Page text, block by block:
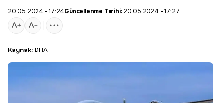
20.05.2024 - 17:24Güncellenme Tarihi:20.05.2024 - 17:27
Kaynak: DHA